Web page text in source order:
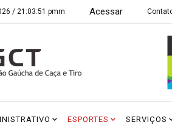
/ 21:03:51 pmm Acessar
ESPORTES SERVIÇOS